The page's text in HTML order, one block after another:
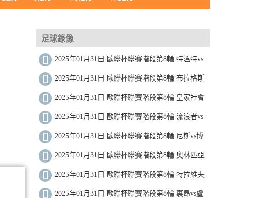
足球錄像
2025年01月31日 歐聯杯聯賽階段第8輪 特溫特vs
貝西克塔斯 全場錄像
2025年01月31日 歐聯杯聯賽階段第8輪 布拉格斯
拉維亞vs馬爾默 全場錄像
2025年01月31日 歐聯杯聯賽階段第8輪 皇家社會
vs塞薩洛尼基 全場錄像
2025年01月31日 歐聯杯聯賽階段第8輪 流浪者vs
聖吉羅斯 全場錄像
2025年01月31日 歐聯杯聯賽階段第8輪 尼斯vs博
德閃耀 全場錄像
2025年01月31日 歐聯杯聯賽階段第8輪 奧林匹亞
科斯vs卡拉巴赫 全場錄像
2025年01月31日 歐聯杯聯賽階段第8輪 特拉維夫
馬卡比vs波爾圖 全場錄像
2025年01月31日 歐聯杯聯賽階段第8輪 裏昂vs盧